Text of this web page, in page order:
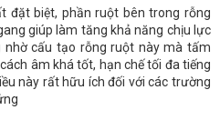
đặt biệt, phần ruột bên trong rỗng
giúp làm tăng khả năng chịu lực
nhờ cấu tạo rỗng ruột này mà tấm
âm khá tốt, hạn chế tối đa tiếng
này rất hữu ích đối với các trường